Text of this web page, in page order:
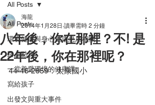
All Posts
環境健康與身心健康息息相關
路上點滴
一堂善愛環境的健康課
寫給孩子
出發文與重大事件
All Posts
八年後，你在那裡？不! 是
22年後，你在那裡呢？
海龍
2014年1月28日 讀畢需時 2 分鐘
44-46-2659：太康國小